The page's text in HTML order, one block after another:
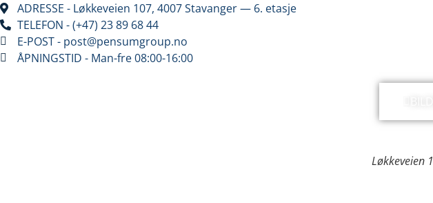
ADRESSE - Løkkeveien 107, 4007 Stavanger — 6. etasje
TELEFON - (+47) 23 89 68 44
E-POST - post@pensumgroup.no
ÅPNINGSTID - Man-fre 08:00-16:00
Løkkeveien